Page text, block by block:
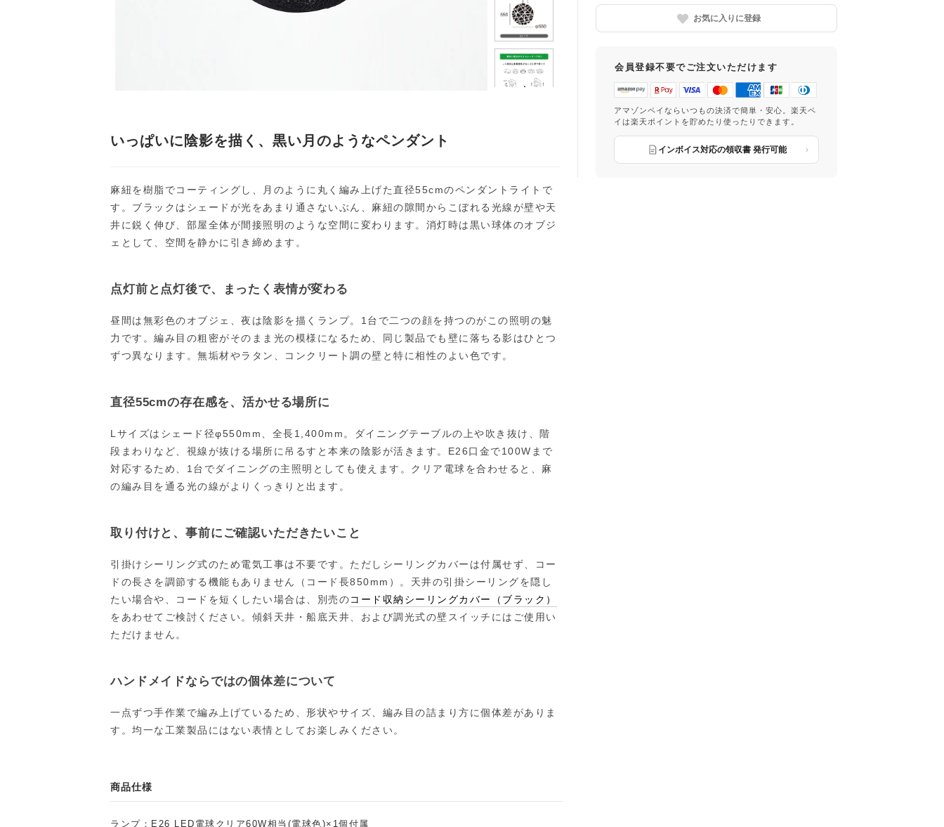
お気に入りに登録
会員登録不要でご注文いただけます
アマゾンペイならいつもの決済で簡単・安心。楽天ペ
イは楽天ポイントを貯めたり使ったりできます。
インボイス対応の領収書 発行可能
いっぱいに陰影を描く、黒い月のようなペンダント
麻紐を樹脂でコーティングし、月のように丸く編み上げた直径55cmのペンダントライトで
す。ブラックはシェードが光をあまり通さないぶん、麻紐の隙間からこぼれる光線が壁や天
井に鋭く伸び、部屋全体が間接照明のような空間に変わります。消灯時は黒い球体のオブジ
ェとして、空間を静かに引き締めます。
点灯前と点灯後で、まったく表情が変わる
昼間は無彩色のオブジェ、夜は陰影を描くランプ。1台で二つの顔を持つのがこの照明の魅
力です。編み目の粗密がそのまま光の模様になるため、同じ製品でも壁に落ちる影はひとつ
ずつ異なります。無垢材やラタン、コンクリート調の壁と特に相性のよい色です。
直径55cmの存在感を、活かせる場所に
Lサイズはシェード径φ550mm、全長1,400mm。ダイニングテーブルの上や吹き抜け、階
段まわりなど、視線が抜ける場所に吊るすと本来の陰影が活きます。E26口金で100Wまで
対応するため、1台でダイニングの主照明としても使えます。クリア電球を合わせると、麻
の編み目を通る光の線がよりくっきりと出ます。
取り付けと、事前にご確認いただきたいこと
引掛けシーリング式のため電気工事は不要です。ただしシーリングカバーは付属せず、コー
ドの長さを調節する機能もありません（コード長850mm）。天井の引掛シーリングを隠し
たい場合や、コードを短くしたい場合は、別売のコード収納シーリングカバー（ブラック）
をあわせてご検討ください。傾斜天井・船底天井、および調光式の壁スイッチにはご使用い
ただけません。
ハンドメイドならではの個体差について
一点ずつ手作業で編み上げているため、形状やサイズ、編み目の詰まり方に個体差がありま
す。均一な工業製品にはない表情としてお楽しみください。
商品仕様
ランプ：E26 LED電球クリア60W相当(電球色)×1個付属